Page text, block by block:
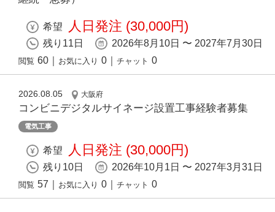
希望 人日発注 (30,000円)
残り11日 2026年8月10日 〜 2027年7月30日
閲覧 60 お気に入り 0 チャット 0
2026.08.05 大阪府
コンビニデジタルサイネージ設置工事経験者募集
電気工事
希望 人日発注 (30,000円)
残り10日 2026年10月1日 〜 2027年3月31日
閲覧 57 お気に入り 0 チャット 0